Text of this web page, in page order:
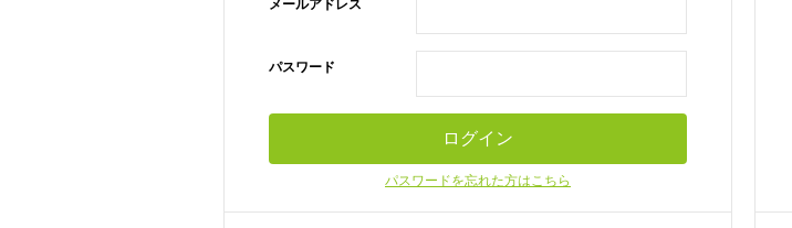
メールアドレス
パスワード
パスワードを忘れた方はこちら